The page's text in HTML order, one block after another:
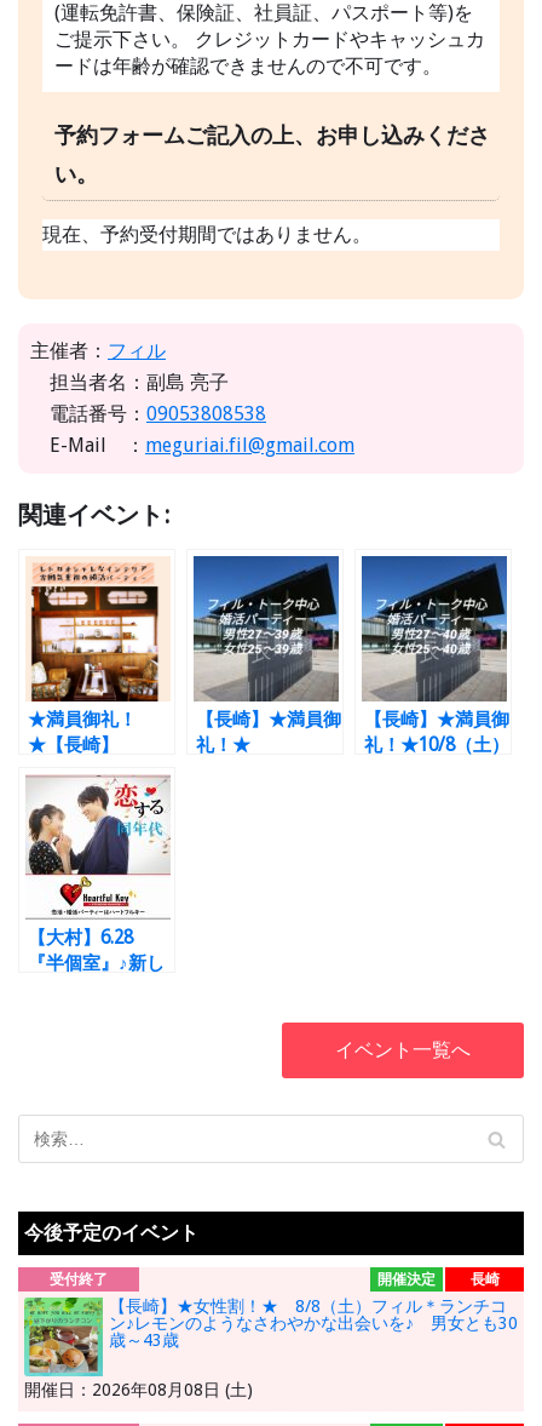
(運転免許書、保険証、社員証、パスポート等)を
ご提示下さい。 クレジットカードやキャッシュカ
ードは年齢が確認できませんので不可です。
予約フォームご記入の上、お申し込みくださ
い。
現在、予約受付期間ではありません。
主催者： フィル
担当者名：副島 亮子
電話番号： 09053808538
E-Mail ： meguriai.fil@gmail.com
関連イベント:
★満員御礼！
★【長崎】
2/19（日）フィル
＊古民家カフェで
中間インプレッシ
ョン恋活パーティ
ー 男性30-42
歳 女性28-40歳
【長崎】★満員御
礼！★
【長崎】★満員御
礼！★10/8（土）
【大村】6.28
『半個室』♪新し
25歳～39歳 女
性25歳～39歳 コ
ロナ対策済！☆本
ー付☆
イベント一覧へ
今後予定のイベント
受付終了 開催決定 長崎
【長崎】★女性割！★ 8/8（土）フィル＊ランチコ
ン♪レモンのようなさわやかな出会いを♪ 男女とも30
歳～43歳
開催日：2026年08月08日 (土)